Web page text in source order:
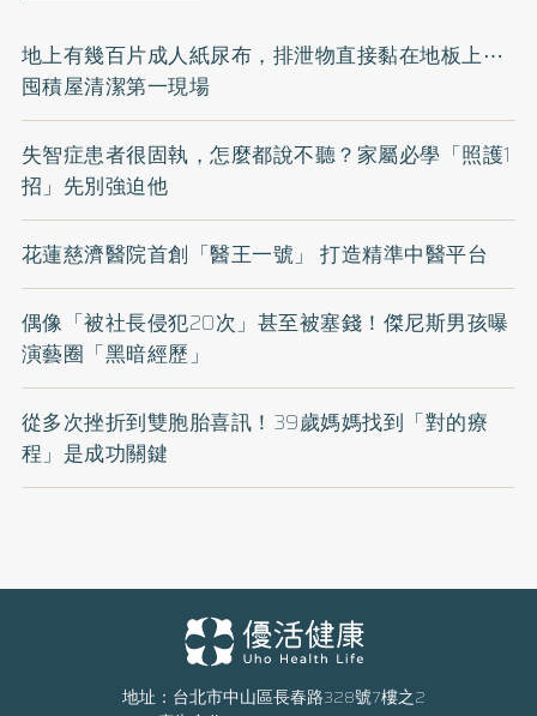
地上有幾百片成人紙尿布，排泄物直接黏在地板上⋯
囤積屋清潔第一現場
失智症患者很固執，怎麼都說不聽？家屬必學「照護1
招」先別強迫他
花蓮慈濟醫院首創「醫王一號」 打造精準中醫平台
偶像「被社長侵犯20次」甚至被塞錢！傑尼斯男孩曝
演藝圈「黑暗經歷」
從多次挫折到雙胞胎喜訊！39歲媽媽找到「對的療
程」是成功關鍵
地址：台北市中山區長春路328號7樓之2